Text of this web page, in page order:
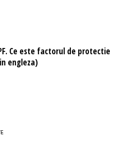
Ce este factorul de protectie
in engleza)